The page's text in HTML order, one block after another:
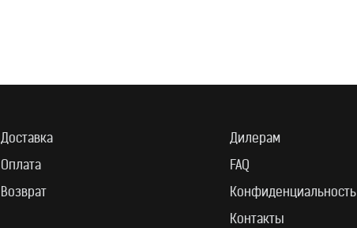
Доставка
Оплата
Возврат
Дилерам
FAQ
Конфиденциальность
Контакты